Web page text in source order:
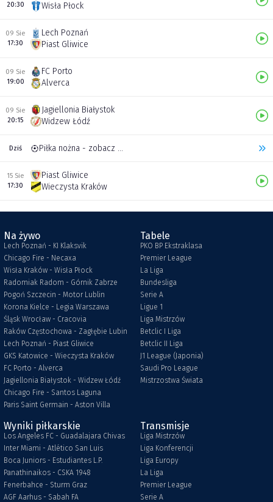
20:30
Wisła Płock
09 Sie
17:30
Lech Poznań
Piast Gliwice
09 Sie
19:00
FC Porto
Alverca
09 Sie
20:15
Jagiellonia Białystok
Widzew Łódź
Dziś Piłka nożna - zobacz inne transmisje
15 Sie
17:30
Piast Gliwice
Wieczysta Kraków
Na żywo
Lech Poznań - KI Klaksvik
Chicago Fire - Necaxa
Wisła Kraków - Wisła Płock
Radomiak Radom - Górnik Zabrze
Pogoń Szczecin - Motor Lublin
Korona Kielce - Legia Warszawa
Śląsk Wrocław - Cracovia
Raków Częstochowa - Zagłębie Lubin
Lech Poznań - Piast Gliwice
GKS Katowice - Wieczysta Kraków
FC Porto - Alverca
Jagiellonia Białystok - Widzew Łódź
Chicago Fire - Santos Laguna
Paris Saint Germain - Aston Villa
Tabele
PKO BP Ekstraklasa
Premier League
La Liga
Bundesliga
Serie A
Ligue 1
Liga Mistrzów
Betclic I Liga
Betclic II Liga
J1 League (Japonia)
Saudi Pro League
Mistrzostwa Świata
Wyniki piłkarskie
Los Angeles FC - Guadalajara Chivas
Inter Miami - Atlético San Luis
Boca Juniors - Estudiantes L.P.
Panathinaikos - CSKA 1948
Fenerbahce - Sturm Graz
AGF Aarhus - Sabah FA
Transmisje
Liga Mistrzów
Liga Konferencji
Liga Europy
La Liga
Premier League
Serie A